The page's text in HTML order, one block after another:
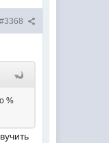
#3368
%